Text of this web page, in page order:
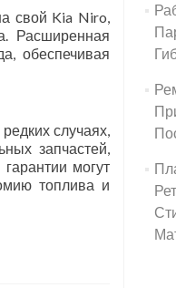
свой Kia Niro,
Расширенная
обеспечивая
случаях,
запчастей,
могут
топлива и